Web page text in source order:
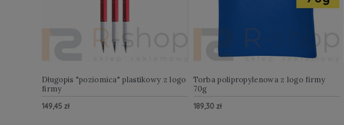
Długopis "poziomica" plastikowy z logo
firmy
149,45 zł
Torba polipropylenowa z logo firmy
70g
189,30 zł